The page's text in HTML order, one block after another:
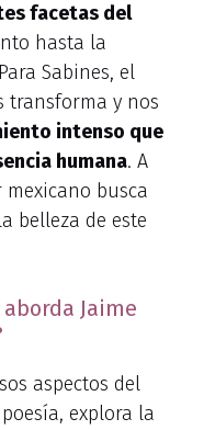
facetas del
hasta la
Sabines, el
transforma y nos
intenso que
humana. A
busca
belleza de este
Jaime
aspectos del
explora la